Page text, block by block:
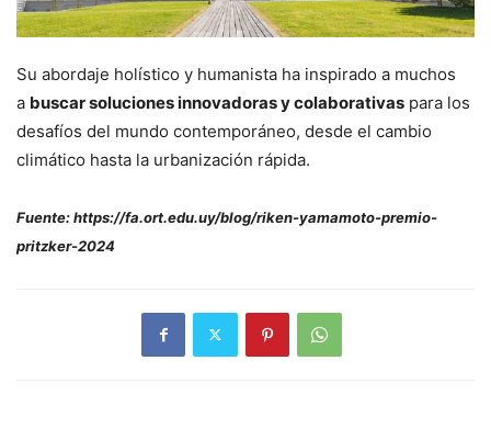
Su abordaje holístico y humanista ha inspirado a muchos
a buscar soluciones innovadoras y colaborativas para los
desafíos del mundo contemporáneo, desde el cambio
climático hasta la urbanización rápida.
Fuente: https://fa.ort.edu.uy/blog/riken-yamamoto-premio-
pritzker-2024